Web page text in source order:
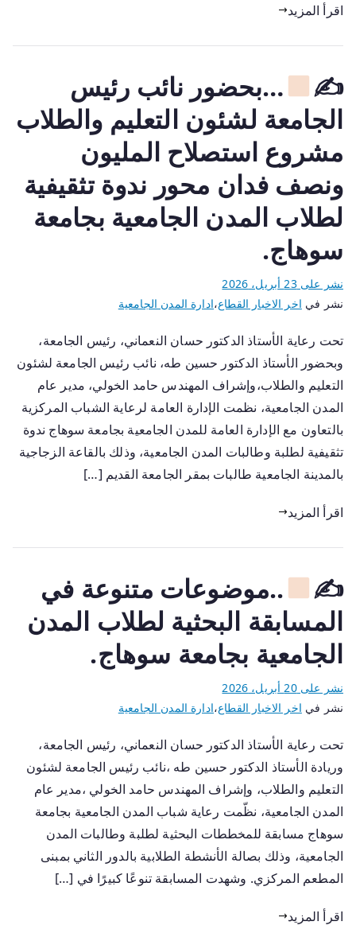
اقرأ المزيد
✍
…بحضور نائب رئيس
الجامعة لشئون التعليم والطلاب
مشروع استصلاح المليون
ونصف فدان محور ندوة تثقيفية
لطلاب المدن الجامعية بجامعة
سوهاج.
نشر على23 أبريل، 2026
نشر في اخر الاخبار القطاع،ادارة المدن الجامعية
تحت رعاية الأستاذ الدكتور حسان النعماني، رئيس الجامعة،
وبحضور الأستاذ الدكتور حسين طه، نائب رئيس الجامعة لشئون
التعليم والطلاب،وإشراف المهندس حامد الخولي، مدير عام
المدن الجامعية، نظمت الإدارة العامة لرعاية الشباب المركزية
بالتعاون مع الإدارة العامة للمدن الجامعية بجامعة سوهاج ندوة
تثقيفية لطلبة وطالبات المدن الجامعية، وذلك بالقاعة الزجاجية
بالمدينة الجامعية طالبات بمقر الجامعة القديم […]
اقرأ المزيد
✍
..موضوعات متنوعة في
المسابقة البحثية لطلاب المدن
الجامعية بجامعة سوهاج.
نشر على20 أبريل، 2026
نشر في اخر الاخبار القطاع،ادارة المدن الجامعية
تحت رعاية الأستاذ الدكتور حسان النعماني، رئيس الجامعة،
وريادة الأستاذ الدكتور حسين طه ،نائب رئيس الجامعة لشئون
التعليم والطلاب، وإشراف المهندس حامد الخولي ،مدير عام
المدن الجامعية، نظّمت رعاية شباب المدن الجامعية بجامعة
سوهاج مسابقة للمخططات البحثية لطلبة وطالبات المدن
الجامعية، وذلك بصالة الأنشطة الطلابية بالدور الثاني بمبنى
المطعم المركزي. وشهدت المسابقة تنوعًا كبيرًا في […]
اقرأ المزيد